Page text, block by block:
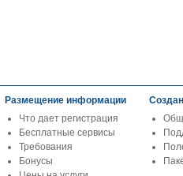
Размещение информации
Что дает регистрация
Бесплатные сервисы
Требования
Бонусы